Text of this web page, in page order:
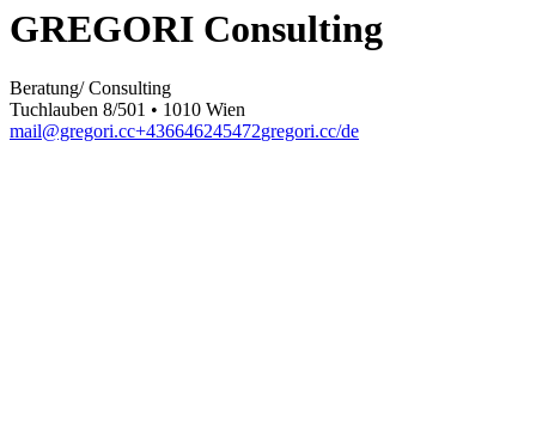
GREGORI Consulting
Beratung/ Consulting
Tuchlauben 8/501 • 1010 Wien
mail@gregori.cc+436646245472gregori.cc/de